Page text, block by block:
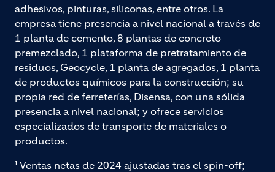
adhesivos, pinturas, siliconas, entre otros. La
empresa tiene presencia a nivel nacional a través de
1 planta de cemento, 8 plantas de concreto
premezclado, 1 plataforma de pretratamiento de
residuos, Geocycle, 1 planta de agregados, 1 planta
de productos químicos para la construcción; su
propia red de ferreterías, Disensa, con una sólida
presencia a nivel nacional; y ofrece servicios
especializados de transporte de materiales o
productos.
¹ Ventas netas de 2024 ajustadas tras el spin-off;